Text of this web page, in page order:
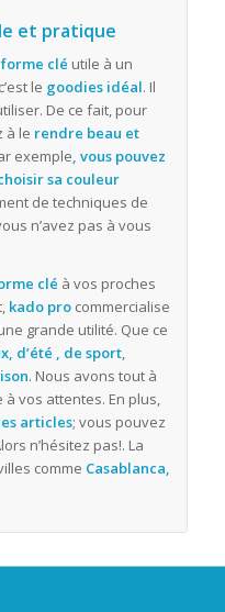
et pratique
clé utile à un
le goodies idéal. Il
De ce fait, pour
à le rendre beau et
exemple, vous pouvez
sa couleur
de techniques de
n’avez pas à vous
clé à vos proches
kado procommercialise
grande utilité. Que ce
d’été , de sport,
. Nous avons tout à
vos attentes. En plus,
articles; vous pouvez
n’hésitez pas!. La
comme Casablanca,